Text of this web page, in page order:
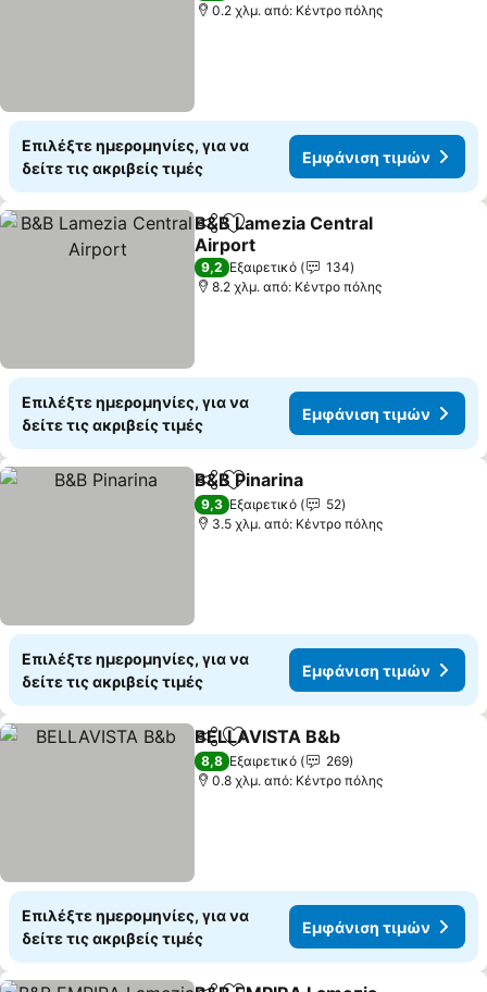
0.2 χλμ. από: Κέντρο πόλης
Επιλέξτε ημερομηνίες, για να
δείτε τις ακριβείς τιμές
Εμφάνιση τιμών
Κοινοποίηση
Προσθήκη στα αγαπημένα
B&B Lamezia Central
Airport
9,2 Εξαιρετικό
134
8.2 χλμ. από: Κέντρο πόλης
Επιλέξτε ημερομηνίες, για να
δείτε τις ακριβείς τιμές
Εμφάνιση τιμών
Κοινοποίηση
Προσθήκη στα αγαπημένα
B&B Pinarina
9,3 Εξαιρετικό
52
3.5 χλμ. από: Κέντρο πόλης
Επιλέξτε ημερομηνίες, για να
δείτε τις ακριβείς τιμές
Εμφάνιση τιμών
Κοινοποίηση
Προσθήκη στα αγαπημένα
BELLAVISTA B&b
8,8 Εξαιρετικό
269
0.8 χλμ. από: Κέντρο πόλης
Επιλέξτε ημερομηνίες, για να
δείτε τις ακριβείς τιμές
Εμφάνιση τιμών